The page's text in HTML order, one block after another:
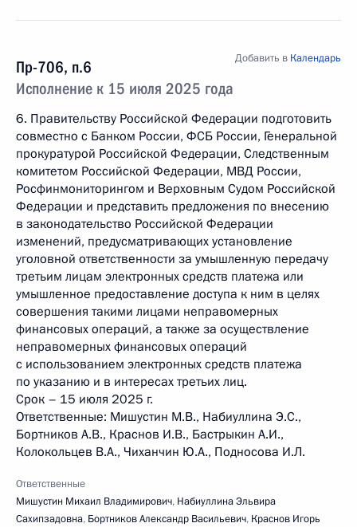
Пр-706, п.6
Исполнение к 15 июля 2025 года
Добавить в Календарь
6. Правительству Российской Федерации подготовить
совместно с Банком России, ФСБ России, Генеральной
прокуратурой Российской Федерации, Следственным
комитетом Российской Федерации, МВД России,
Росфинмониторингом и Верховным Судом Российской
Федерации и представить предложения по внесению
в законодательство Российской Федерации
изменений, предусматривающих установление
уголовной ответственности за умышленную передачу
третьим лицам электронных средств платежа или
умышленное предоставление доступа к ним в целях
совершения такими лицами неправомерных
финансовых операций, а также за осуществление
неправомерных финансовых операций
с использованием электронных средств платежа
по указанию и в интересах третьих лиц.
Срок – 15 июля 2025 г.
Ответственные: Мишустин М.В., Набиуллина Э.С.,
Бортников А.В., Краснов И.В., Бастрыкин А.И.,
Колокольцев В.А., Чиханчин Ю.А., Подносова И.Л.
Ответственные
Мишустин Михаил Владимирович, Набиуллина Эльвира
Сахипзадовна, Бортников Александр Васильевич, Краснов Игорь